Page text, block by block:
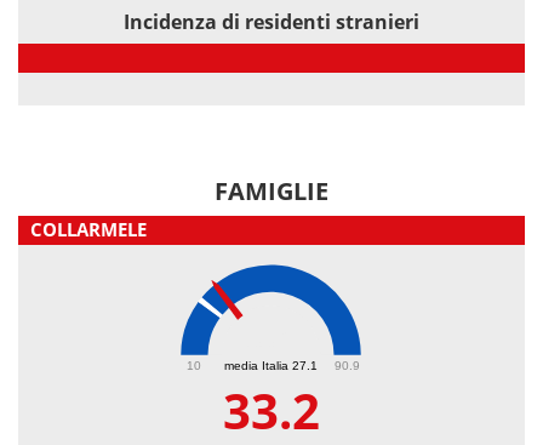
Incidenza di residenti stranieri
FAMIGLIE
COLLARMELE
media Italia 27.1
10 90.9
33.2